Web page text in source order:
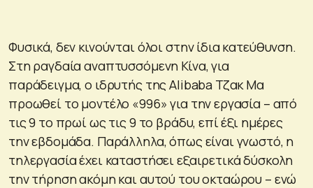
Φυσικά, δεν κινούνται όλοι στην ίδια κατεύθυνση.
Στη ραγδαία αναπτυσσόμενη Κίνα, για
παράδειγμα, ο ιδρυτής της Alibaba Τζακ Μα
προωθεί το μοντέλο «996» για την εργασία – από
τις 9 το πρωί ως τις 9 το βράδυ, επί έξι ημέρες
την εβδομάδα. Παράλληλα, όπως είναι γνωστό, η
τηλεργασία έχει καταστήσει εξαιρετικά δύσκολη
την τήρηση ακόμη και αυτού του οκταώρου – ενώ